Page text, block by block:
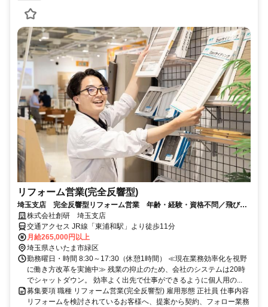
リフォーム営業(完全反響型)
埼玉支店 完全反響型リフォーム営業 年齢・経験・資格不問／飛び込
み、テレアポ営業等の新規開拓一切なし
株式会社創研 埼玉支店
交通アクセス JR線「東浦和駅」より徒歩11分
月給265,000円以上
埼玉県さいたま市緑区
勤務曜日・時間 8:30～17:30（休憩1時間） ≪現在業務効率化を視野
に働き方改革を実施中≫ 残業の抑止のため、会社のシステムは20時
でシャットダウン。 効率よく出先で仕事ができるように個人用の...
募集要項 職種 リフォーム営業(完全反響型) 雇用形態 正社員 仕事内容
リフォームを検討されているお客様へ、提案から契約、フォロー業務